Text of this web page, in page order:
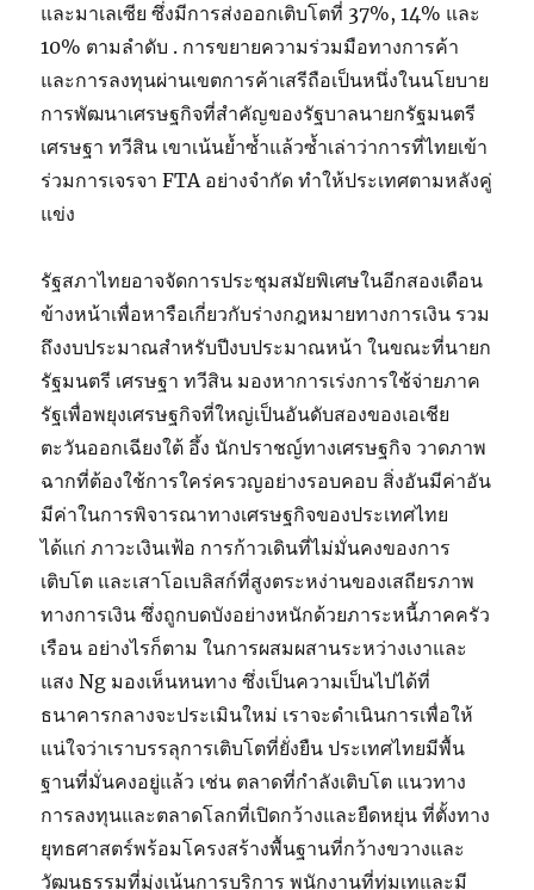
และมาเลเซีย ซึ่งมีการส่งออกเติบโตที่ 37%, 14% และ
10% ตามลำดับ . การขยายความร่วมมือทางการค้า
และการลงทุนผ่านเขตการค้าเสรีถือเป็นหนึ่งในนโยบาย
การพัฒนาเศรษฐกิจที่สำคัญของรัฐบาลนายกรัฐมนตรี
เศรษฐา ทวีสิน เขาเน้นย้ำซ้ำแล้วซ้ำเล่าว่าการที่ไทยเข้า
ร่วมการเจรจา FTA อย่างจำกัด ทำให้ประเทศตามหลังคู่
แข่ง
รัฐสภาไทยอาจจัดการประชุมสมัยพิเศษในอีกสองเดือน
ข้างหน้าเพื่อหารือเกี่ยวกับร่างกฎหมายทางการเงิน รวม
ถึงงบประมาณสำหรับปีงบประมาณหน้า ในขณะที่นายก
รัฐมนตรี เศรษฐา ทวีสิน มองหาการเร่งการใช้จ่ายภาค
รัฐเพื่อพยุงเศรษฐกิจที่ใหญ่เป็นอันดับสองของเอเชีย
ตะวันออกเฉียงใต้ อึ้ง นักปราชญ์ทางเศรษฐกิจ วาดภาพ
ฉากที่ต้องใช้การใคร่ครวญอย่างรอบคอบ สิ่งอันมีค่าอัน
มีค่าในการพิจารณาทางเศรษฐกิจของประเทศไทย
ได้แก่ ภาวะเงินเฟ้อ การก้าวเดินที่ไม่มั่นคงของการ
เติบโต และเสาโอเบลิสก์ที่สูงตระหง่านของเสถียรภาพ
ทางการเงิน ซึ่งถูกบดบังอย่างหนักด้วยภาระหนี้ภาคครัว
เรือน อย่างไรก็ตาม ในการผสมผสานระหว่างเงาและ
แสง Ng มองเห็นหนทาง ซึ่งเป็นความเป็นไปได้ที่
ธนาคารกลางจะประเมินใหม่ เราจะดำเนินการเพื่อให้
แน่ใจว่าเราบรรลุการเติบโตที่ยั่งยืน ประเทศไทยมีพื้น
ฐานที่มั่นคงอยู่แล้ว เช่น ตลาดที่กำลังเติบโต แนวทาง
การลงทุนและตลาดโลกที่เปิดกว้างและยืดหยุ่น ที่ตั้งทาง
ยุทธศาสตร์พร้อมโครงสร้างพื้นฐานที่กว้างขวางและ
วัฒนธรรมที่มุ่งเน้นการบริการ พนักงานที่ทุ่มเทและมี